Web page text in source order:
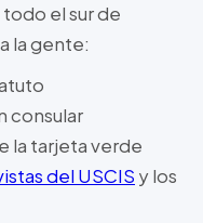
el sur de
la gente:
consular
la tarjeta verde
del USCIS y los